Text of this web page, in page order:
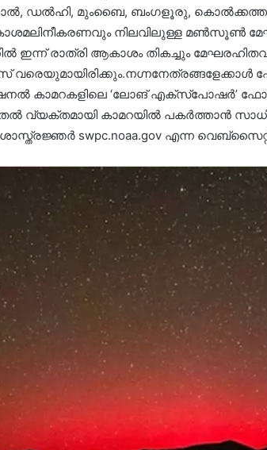
ഡൽഹി, മുംബൈ, ബംഗളൂരു, കൊൽക്കത്ത,
നിലവിലുള്ള മൺസൂൺ
ഇന്ന് രാത്രി ആകാശം തികച്ചും
കാമറകളിലെ ‘ലോങ് എക്സ്പോഷർ’
വ്യക്തമായി കാമറയിൽ പകർത്താൻ
swpc.noaa.gov എന്ന വെബ്‌സൈറ്റ്